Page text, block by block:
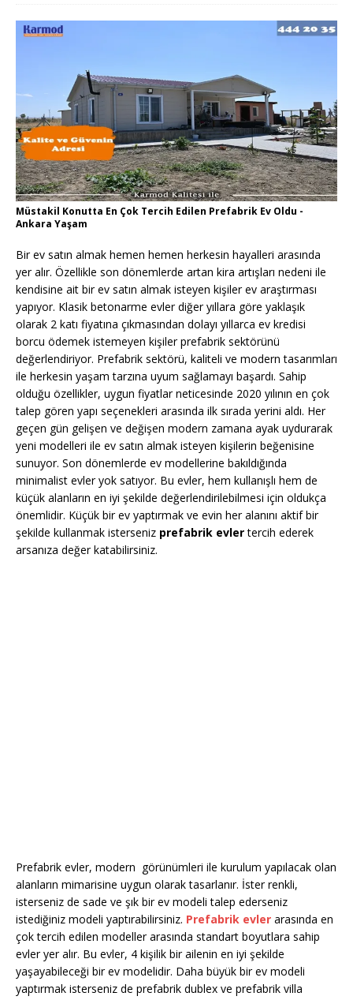
Müstakil Konutta En Çok Tercih Edilen Prefabrik Ev Oldu -
Ankara Yaşam
Bir ev satın almak hemen hemen herkesin hayalleri arasında
yer alır. Özellikle son dönemlerde artan kira artışları nedeni ile
kendisine ait bir ev satın almak isteyen kişiler ev araştırması
yapıyor. Klasik betonarme evler diğer yıllara göre yaklaşık
olarak 2 katı fiyatına çıkmasından dolayı yıllarca ev kredisi
borcu ödemek istemeyen kişiler prefabrik sektörünü
değerlendiriyor. Prefabrik sektörü, kaliteli ve modern tasarımları
ile herkesin yaşam tarzına uyum sağlamayı başardı. Sahip
olduğu özellikler, uygun fiyatlar neticesinde 2020 yılının en çok
talep gören yapı seçenekleri arasında ilk sırada yerini aldı. Her
geçen gün gelişen ve değişen modern zamana ayak uydurarak
yeni modelleri ile ev satın almak isteyen kişilerin beğenisine
sunuyor. Son dönemlerde ev modellerine bakıldığında
minimalist evler yok satıyor. Bu evler, hem kullanışlı hem de
küçük alanların en iyi şekilde değerlendirilebilmesi için oldukça
önemlidir. Küçük bir ev yaptırmak ve evin her alanını aktif bir
şekilde kullanmak isterseniz prefabrik evlertercih ederek
arsanıza değer katabilirsiniz.
Prefabrik evler, modern görünümleri ile kurulum yapılacak olan
alanların mimarisine uygun olarak tasarlanır. İster renkli,
isterseniz de sade ve şık bir ev modeli talep ederseniz
istediğiniz modeli yaptırabilirsiniz. Prefabrik evler arasında en
çok tercih edilen modeller arasında standart boyutlara sahip
evler yer alır. Bu evler, 4 kişilik bir ailenin en iyi şekilde
yaşayabileceği bir ev modelidir. Daha büyük bir ev modeli
yaptırmak isterseniz de prefabrik dublex ve prefabrik villa